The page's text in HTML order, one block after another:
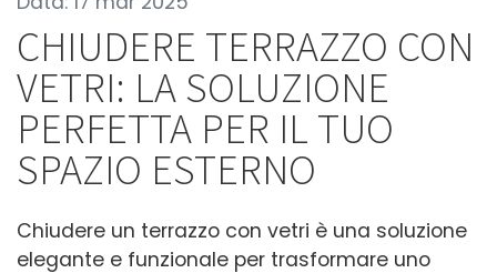
CHIUDERE TERRAZZO CON
VETRI: LA SOLUZIONE
PERFETTA PER IL TUO
SPAZIO ESTERNO
Chiudere un terrazzo con vetri è una soluzione
elegante e funzionale per trasformare uno